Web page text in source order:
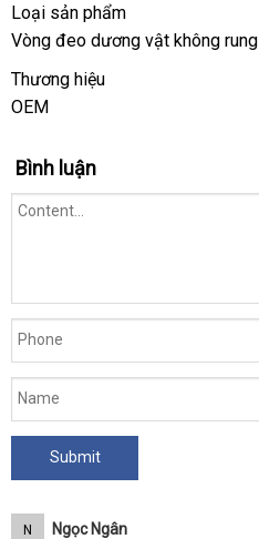
Loại sản phẩm
Vòng đeo dương vật không rung
Thương hiệu
OEM
Bình luận
N Ngọc Ngân